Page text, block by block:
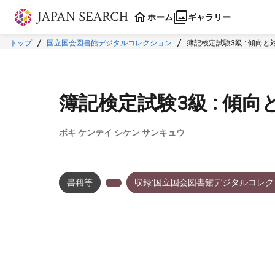
本文に飛ぶ
ホーム ギャラリー
トップ 国立国会図書館デジタルコレクション 簿記検定試験3級 : 傾向と
簿記検定試験3級 : 傾向
ボキ ケンテイ シケン サンキュウ
書籍等 収録:国立国会図書館デジタルコレ